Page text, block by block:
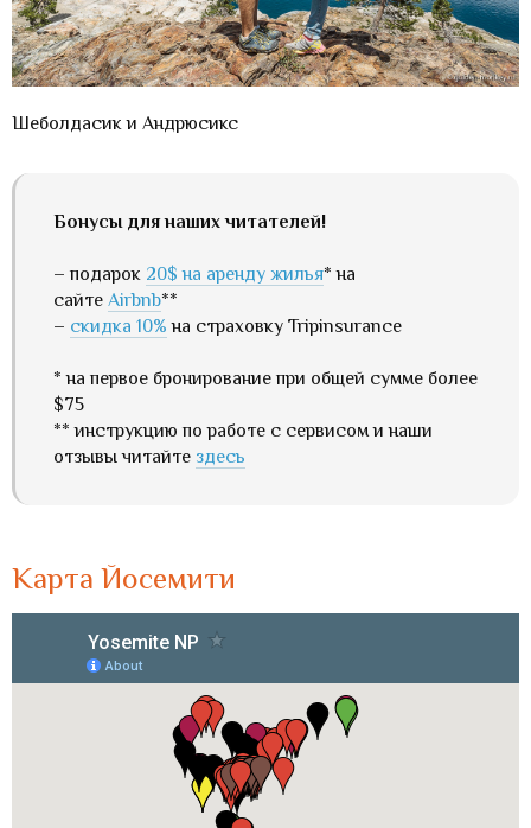
Шеболдасик и Андрюсикс
Бонусы для наших читателей!
– подарок 20$ на аренду жилья* на
сайте Airbnb**
– скидка 10% на страховку Tripinsurance
* на первое бронирование при общей сумме более
$75
** инструкцию по работе с сервисом и наши
отзывы читайте здесь
Карта Йосемити